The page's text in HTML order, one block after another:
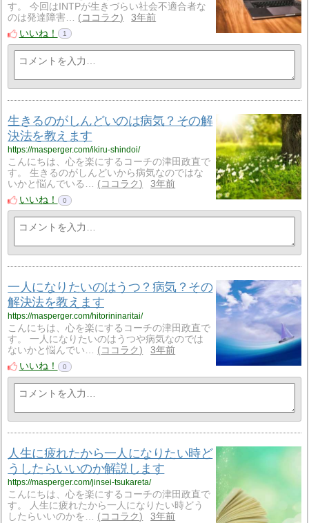
す。 今回はINTPが生きづらい社会不適合者な
のは発達障害…
ココラク
3年前
いいね！
1
生きるのがしんどいのは病気？その解
決法を教えます
https://masperger.com/ikiru-shindoi/
こんにちは、心を楽にするコーチの津田政直で
す。 生きるのがしんどいから病気なのではな
いかと悩んでいる…
ココラク
3年前
いいね！
0
一人になりたいのはうつ？病気？その
解決法を教えます
https://masperger.com/hitorininaritai/
こんにちは、心を楽にするコーチの津田政直で
す。 一人になりたいのはうつや病気なのでは
ないかと悩んでい…
ココラク
3年前
いいね！
0
人生に疲れたから一人になりたい時ど
うしたらいいのか解説します
https://masperger.com/jinsei-tsukareta/
こんにちは、心を楽にするコーチの津田政直で
す。 人生に疲れたから一人になりたい時どう
したらいいのかを…
ココラク
3年前